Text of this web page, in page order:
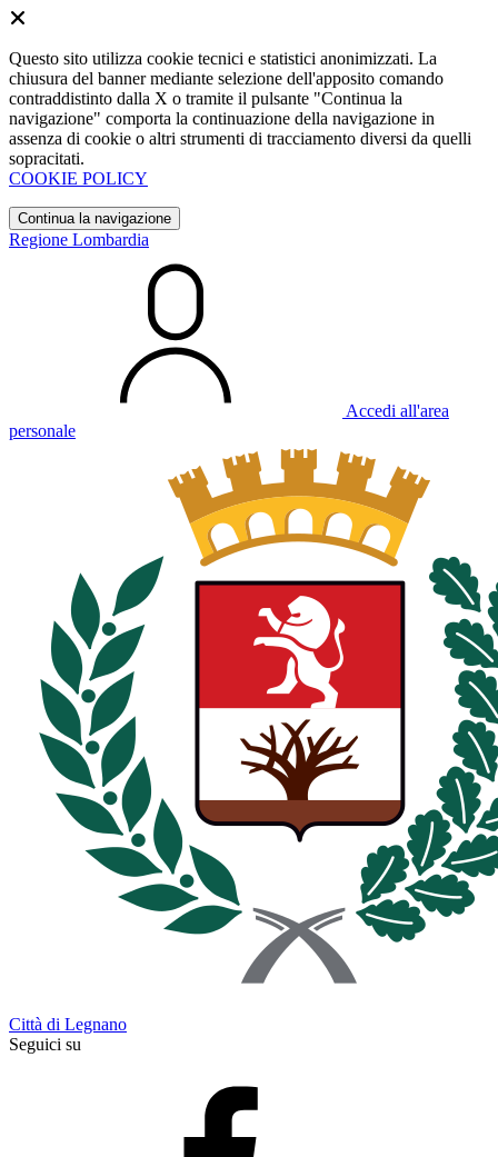
Questo sito utilizza cookie tecnici e statistici anonimizzati. La
chiusura del banner mediante selezione dell'apposito comando
contraddistinto dalla X o tramite il pulsante "Continua la
navigazione" comporta la continuazione della navigazione in
assenza di cookie o altri strumenti di tracciamento diversi da quelli
sopracitati.
COOKIE POLICY
Continua la navigazione
Regione Lombardia
Accedi all'area
personale
Città di Legnano
Seguici su